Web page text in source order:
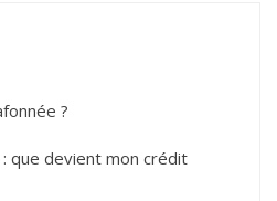
?
que devient mon crédit